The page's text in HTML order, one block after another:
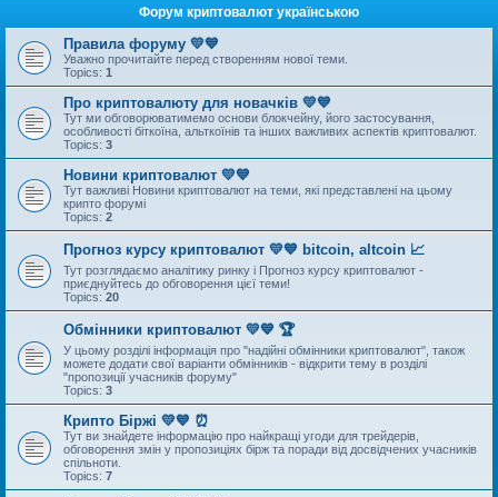
Форум криптовалют українською
Правила форуму 💛💙
Уважно прочитайте перед створенням нової теми.
Topics: 1
Про криптовалюту для новачків 💛💙
Тут ми обговорюватимемо основи блокчейну, його застосування,
особливості біткоїна, альткоїнів та інших важливих аспектів криптовалют.
Topics: 3
Новини криптовалют 💛💙
Тут важливі Новини криптовалют на теми, які представлені на цьому
крипто форумі
Topics: 2
Прогноз курсу криптовалют 💛💙 bitcoin, altcoin 📈
Тут розглядаємо аналітику ринку і Прогноз курсу криптовалют -
приєднуйтесь до обговорення цієї теми!
Topics: 20
Обмінники криптовалют 💛💙 🏆
У цьому розділі інформація про "надійні обмінники криптовалют", також
можете додати свої варіанти обмінників - відкрити тему в розділі
"пропозиції учасників форуму"
Topics: 3
Крипто Біржі 💛💙 ⏰
Тут ви знайдете інформацію про найкращі угоди для трейдерів,
обговорення змін у пропозиціях бірж та поради від досвідчених учасників
спільноти.
Topics: 7